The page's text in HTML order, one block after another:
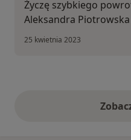
Życzę szybkiego
Aleksandra Piotrowska
25 kwietnia 2023